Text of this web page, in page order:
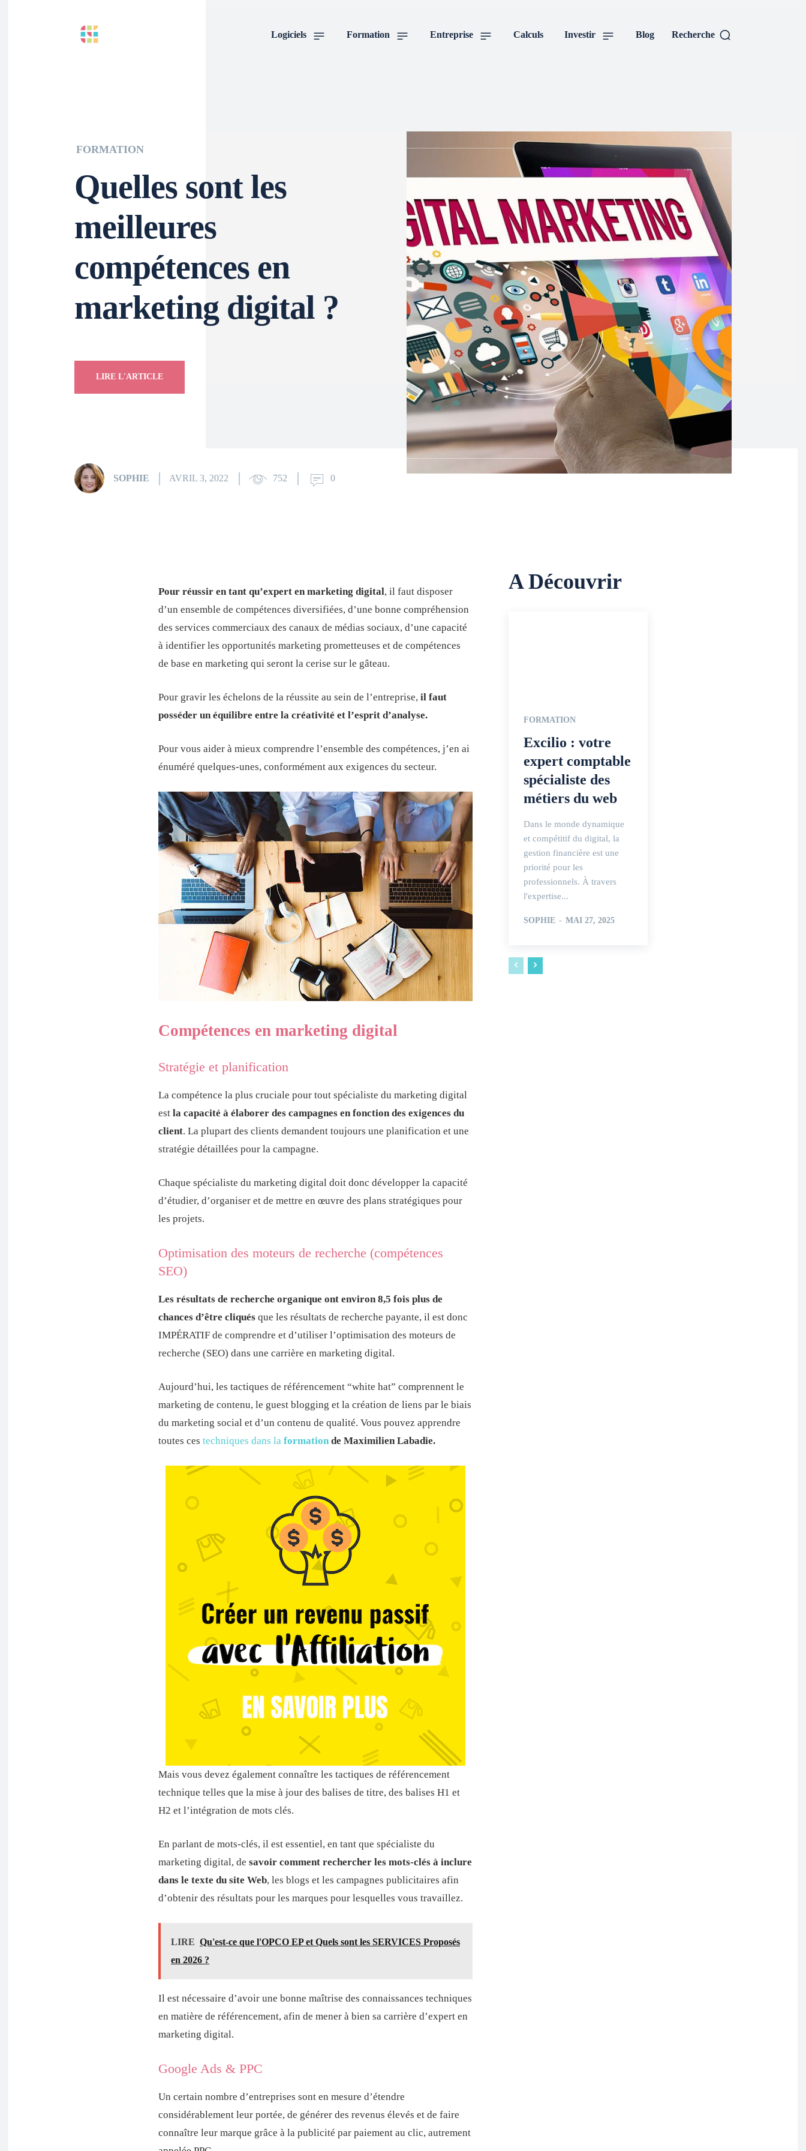
Logiciels Formation Entreprise Calculs Investir Blog Recherche
FORMATION
Quelles sont les
meilleures
compétences en
marketing digital ?
LIRE L'ARTICLE
SOPHIE AVRIL 3, 2022 752 0
Pour réussir en tant qu’expert en marketing digital, il faut disposer
d’un ensemble de compétences diversifiées, d’une bonne compréhension
des services commerciaux des canaux de médias sociaux, d’une capacité
à identifier les opportunités marketing prometteuses et de compétences
de base en marketing qui seront la cerise sur le gâteau.
Pour gravir les échelons de la réussite au sein de l’entreprise, il faut
posséder un équilibre entre la créativité et l’esprit d’analyse.
Pour vous aider à mieux comprendre l’ensemble des compétences, j’en ai
énuméré quelques-unes, conformément aux exigences du secteur.
Compétences en marketing digital
Stratégie et planification
La compétence la plus cruciale pour tout spécialiste du marketing digital
est la capacité à élaborer des campagnes en fonction des exigences du
client. La plupart des clients demandent toujours une planification et une
stratégie détaillées pour la campagne.
Chaque spécialiste du marketing digital doit donc développer la capacité
d’étudier, d’organiser et de mettre en œuvre des plans stratégiques pour
les projets.
Optimisation des moteurs de recherche (compétences
SEO)
Les résultats de recherche organique ont environ 8,5 fois plus de
chances d’être cliqués que les résultats de recherche payante, il est donc
IMPÉRATIF de comprendre et d’utiliser l’optimisation des moteurs de
recherche (SEO) dans une carrière en marketing digital.
Aujourd’hui, les tactiques de référencement “white hat” comprennent le
marketing de contenu, le guest blogging et la création de liens par le biais
du marketing social et d’un contenu de qualité. Vous pouvez apprendre
toutes ces techniques dans la formation de Maximilien Labadie.
Mais vous devez également connaître les tactiques de référencement
technique telles que la mise à jour des balises de titre, des balises H1 et
H2 et l’intégration de mots clés.
En parlant de mots-clés, il est essentiel, en tant que spécialiste du
marketing digital, de savoir comment rechercher les mots-clés à inclure
dans le texte du site Web, les blogs et les campagnes publicitaires afin
d’obtenir des résultats pour les marques pour lesquelles vous travaillez.
LIRE Qu'est-ce que l'OPCO EP et Quels sont les SERVICES Proposés
en 2026 ?
Il est nécessaire d’avoir une bonne maîtrise des connaissances techniques
en matière de référencement, afin de mener à bien sa carrière d’expert en
marketing digital.
Google Ads & PPC
Un certain nombre d’entreprises sont en mesure d’étendre
considérablement leur portée, de générer des revenus élevés et de faire
connaître leur marque grâce à la publicité par paiement au clic, autrement
A Découvrir
FORMATION
Excilio : votre
expert comptable
spécialiste des
métiers du web
Dans le monde dynamique
et compétitif du digital, la
gestion financière est une
priorité pour les
professionnels. À travers
l'expertise...
SOPHIE - MAI 27, 2025